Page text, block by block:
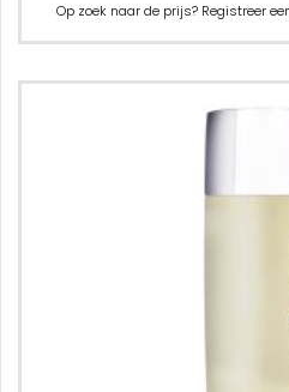
Op zoek naar de prijs? Registreer